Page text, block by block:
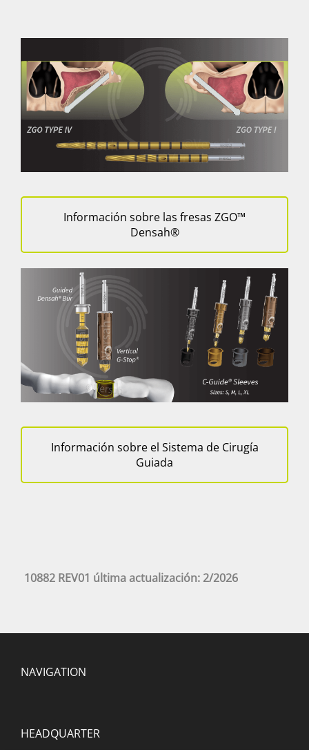
Información sobre las fresas ZGO™
Densah®
Información sobre el Sistema de Cirugía
Guiada
10882 REV01 última actualización: 2/2026
NAVIGATION
HEADQUARTER